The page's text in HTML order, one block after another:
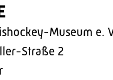
Museum e.
Straße 2